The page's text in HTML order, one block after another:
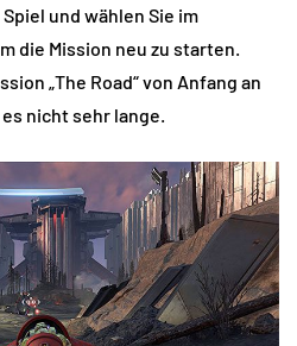
und wählen Sie im
die Mission neu zu starten.
„The Road“ von Anfang an
nicht sehr lange.